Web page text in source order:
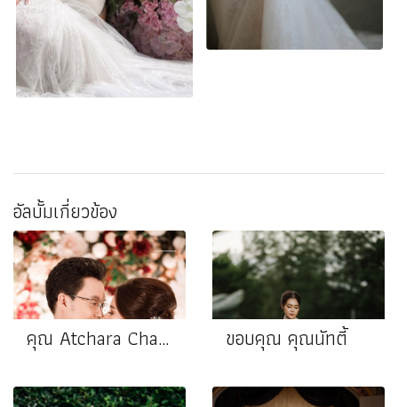
อัลบั้มเกี่ยวข้อง
คุณ Atchara Chakkapong ขอบคุณ คุณนัทตี้